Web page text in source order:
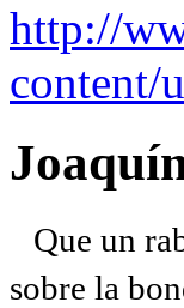
http://
content/
Que un
sobre la